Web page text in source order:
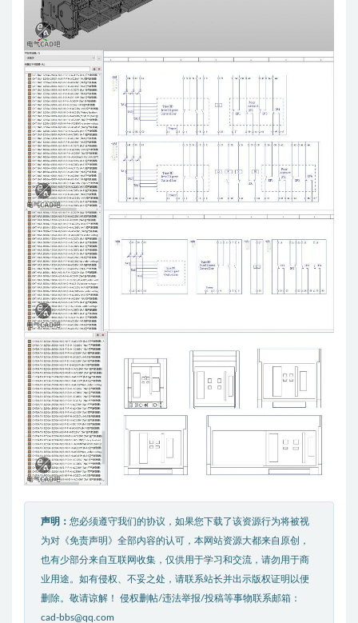
声明： 您必须遵守我们的协议，如果您下载了该资源行为将被视
为对《免责声明》全部内容的认可，本网站资源大都来自原创，
也有少部分来自互联网收集，仅供用于学习和交流，请勿用于商
业用途。如有侵权、不妥之处，请联系站长并出示版权证明以便
删除。敬请谅解！ 侵权删帖/违法举报/投稿等事物联系邮箱：
cad-bbs@qq.com